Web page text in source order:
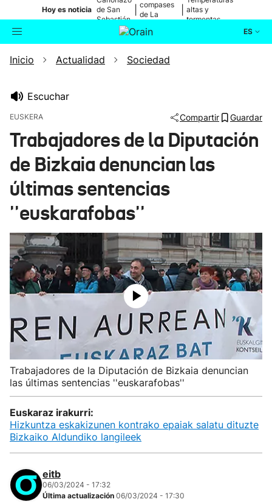
Hoy es noticia de San
Sebastián
compases
de La
altas y
tormentas
ES
Buscador Actualidad
Ikusmiran
Eguraldia
Inicio Actualidad Sociedad
Escuchar
EUSKERA Compartir Guardar
Trabajadores de la Diputación
de Bizkaia denuncian las
últimas sentencias
''euskarafobas''
Trabajadores de la Diputación de Bizkaia denuncian
las últimas sentencias ''euskarafobas''
Euskaraz irakurri:
Hizkuntza eskakizunen kontrako epaiak salatu dituzte
Bizkaiko Aldundiko langileek
eitb
06/03/2024 - 17:32
Última actualización 06/03/2024 - 17:30